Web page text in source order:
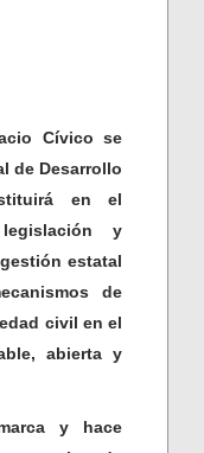
Cívico se
de Desarrollo
en el
y
estatal
de
civil en el
abierta y
y hace